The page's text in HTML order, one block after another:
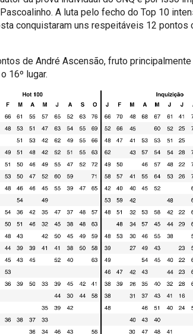
A luta pelo fecho do Top 10
conquistaram uns respeitáveis 12 pontos
de André Ascensão, fruto
16º lugar.